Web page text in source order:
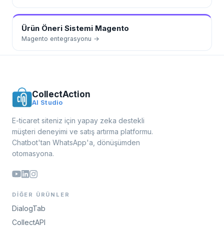
Ürün Öneri Sistemi Magento
Magento entegrasyonu →
CollectAction
AI Studio
E-ticaret siteniz için yapay zeka destekli
müşteri deneyimi ve satış artırma platformu.
Chatbot'tan WhatsApp'a, dönüşümden
otomasyona.
DIĞER ÜRÜNLER
DialogTab
CollectAPI